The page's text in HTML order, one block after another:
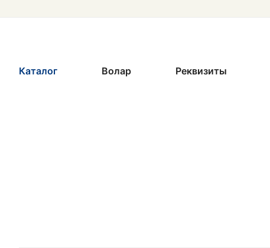
Каталог Волар Реквизиты